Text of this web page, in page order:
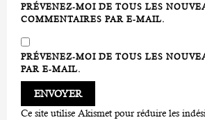
PRÉVENEZ-MOI DE TOUS LES
COMMENTAIRES PAR E-MAIL.
PRÉVENEZ-MOI DE TOUS LES
PAR E-MAIL.
Ce site utilise Akismet pour réduire les